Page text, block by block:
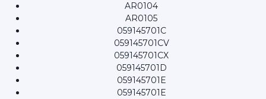
AR0104
AR0105
059145701C
059145701CV
059145701CX
059145701D
059145701E
059145701E